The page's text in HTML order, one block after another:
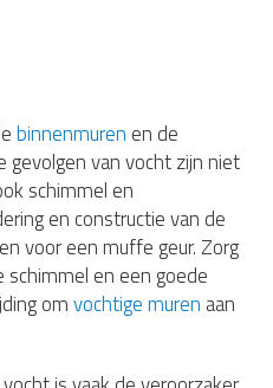
binnenmuren en de
gevolgen van vocht zijn niet
schimmel en
en constructie van de
voor een muffe geur. Zorg
en een goede
omvochtige muren aan